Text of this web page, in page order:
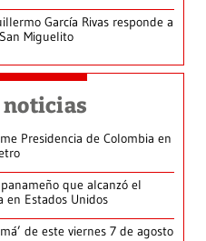
García Rivas responde a
Miguelito
Presidencia de Colombia en
que alcanzó el
en Estados Unidos
de este viernes 7 de agosto